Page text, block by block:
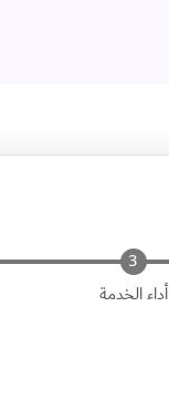
أداء الخدمة